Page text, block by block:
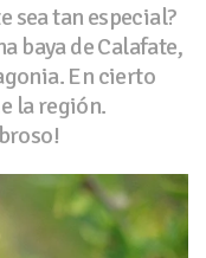
sea tan especial?
baya de Calafate,
En cierto
la región.